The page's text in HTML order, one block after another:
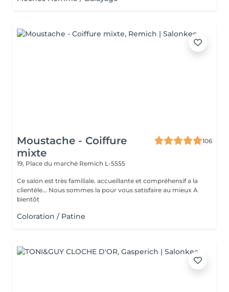
Moustache - Coiffure
mixte
106
19, Place du marché Remich L-5555
Ce salon est très familiale. accueillante et compréhensif a la
clientèle... Nous sommes la pour vous satisfaire au mieux A
bientôt
Coloration / Patine